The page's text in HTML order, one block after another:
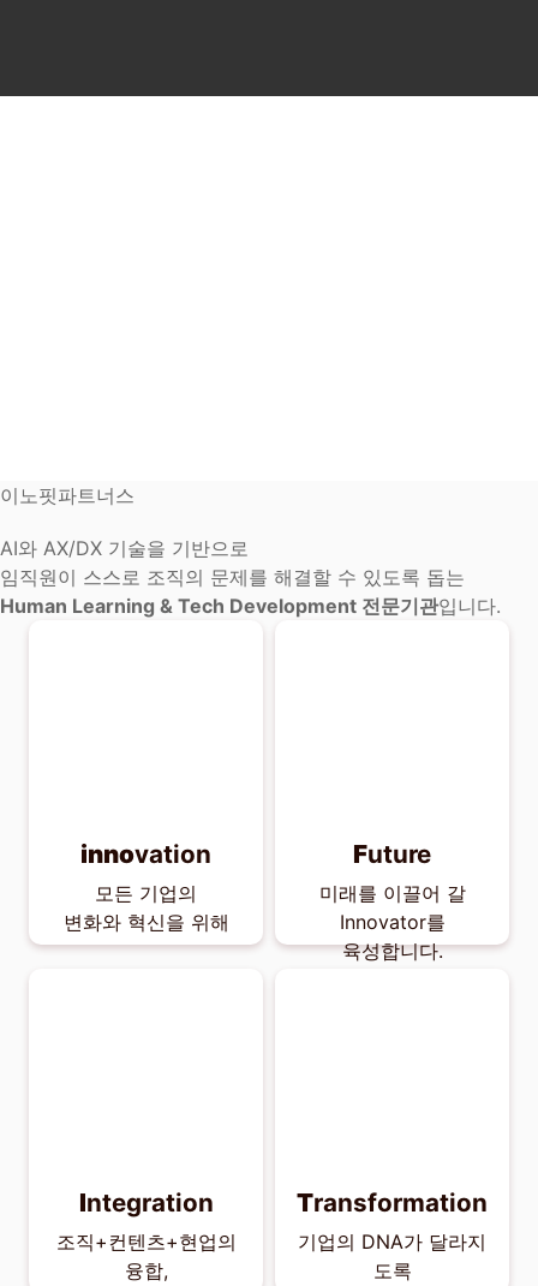
이노핏파트너스
AI와 AX/DX 기술을 기반으로
임직원이 스스로 조직의 문제를 해결할 수 있도록 돕는
Human Learning & Tech Development 전문기관입니다.
innovation
모든 기업의
변화와 혁신을 위해
Future
미래를 이끌어 갈
Innovator를
육성합니다.
Integration
조직+컨텐츠+현업의
융합,
Transformation
기업의 DNA가 달라지
도록